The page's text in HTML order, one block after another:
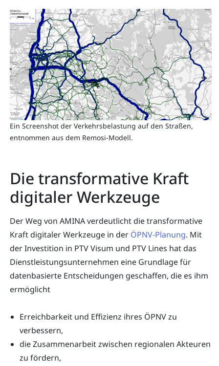
Ein Screenshot der Verkehrsbelastung auf den Straßen,
entnommen aus dem Remosi-Modell.
Die transformative Kraft
digitaler Werkzeuge
Der Weg von AMINA verdeutlicht die transformative
Kraft digitaler Werkzeuge in der ÖPNV-Planung. Mit
der Investition in PTV Visum und PTV Lines hat das
Dienstleistungsunternehmen eine Grundlage für
datenbasierte Entscheidungen geschaffen, die es ihm
ermöglicht
Erreichbarkeit und Effizienz ihres ÖPNV zu
verbessern,
die Zusammenarbeit zwischen regionalen Akteuren
zu fördern,